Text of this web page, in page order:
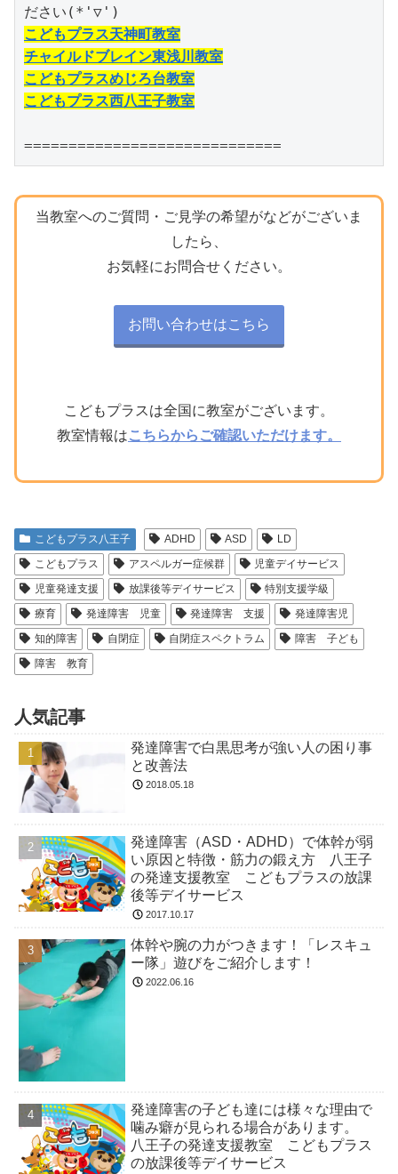
こどもプラス天神町教室
チャイルドブレイン東浅川教室
こどもプラスめじろ台教室
こどもプラス西八王子教室
=============================
当教室へのご質問・ご見学の希望がなどがございま
したら、
お気軽にお問合せください。
お問い合わせはこちら
こどもプラスは全国に教室がございます。
教室情報はこちらからご確認いただけます。
こどもプラス八王子 ADHD ASD
LD
こどもプラス
アスペルガー症候群
児童デイサービス
児童発達支援
放課後等デイサービス
特別支援学級
療育
発達障害 児童 発達障害 支援
発達障害児
知的障害
自閉症 自閉症スペクトラム
障害 子ども
障害 教育
人気記事
発達障害で白黒思考が強い人の困り事
と改善法
2018.05.18
発達障害（ASD・ADHD）で体幹が弱
い原因と特徴・筋力の鍛え方 八王子
の発達支援教室 こどもプラスの放課
後等デイサービス
2017.10.17
体幹や腕の力がつきます！「レスキュ
ー隊」遊びをご紹介します！
2022.06.16
発達障害の子ども達には様々な理由で
噛み癖が見られる場合があります。
八王子の発達支援教室 こどもプラス
の放課後等デイサービス